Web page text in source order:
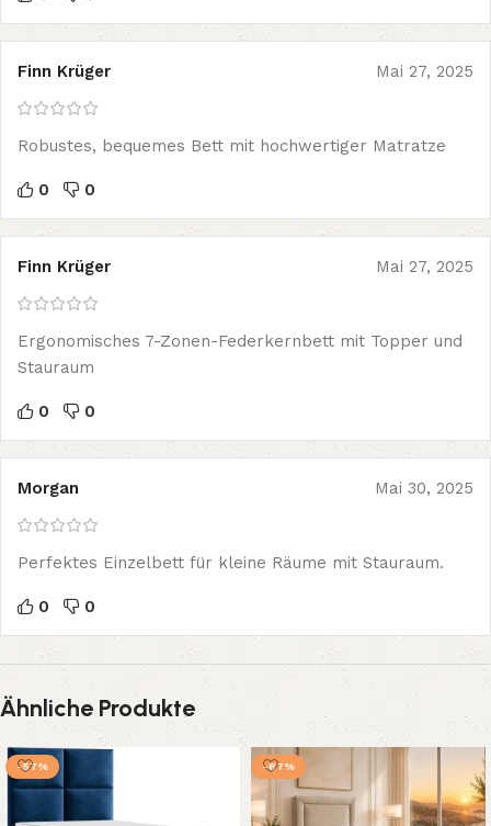
Finn Krüger Mai 27, 2025
Robustes, bequemes Bett mit hochwertiger Matratze
0 0
Finn Krüger Mai 27, 2025
Ergonomisches 7-Zonen-Federkernbett mit Topper und
Stauraum
0 0
Morgan Mai 30, 2025
Perfektes Einzelbett für kleine Räume mit Stauraum.
0 0
Ähnliche Produkte
-57% -67%